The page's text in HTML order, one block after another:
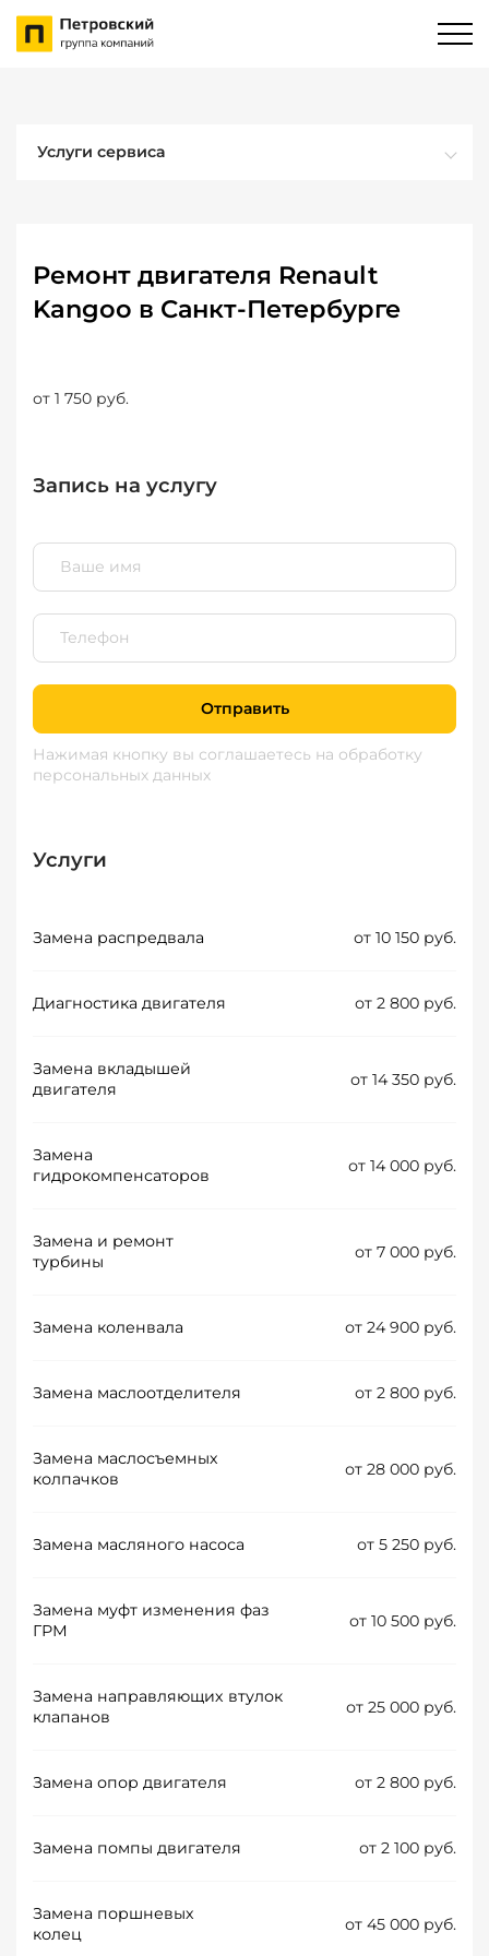
Услуги сервиса
Ремонт двигателя Renault
Kangoo в Санкт-Петербурге
от 1 750 руб.
Запись на услугу
Отправить
Нажимая кнопку вы соглашаетесь на обработку
персональных данных
Услуги
Замена распредвала от 10 150 руб.
Диагностика двигателя от 2 800 руб.
Замена вкладышей
двигателя
от 14 350 руб.
Замена
гидрокомпенсаторов
от 14 000 руб.
Замена и ремонт
турбины
от 7 000 руб.
Замена коленвала от 24 900 руб.
Замена маслоотделителя от 2 800 руб.
Замена маслосъемных
колпачков
от 28 000 руб.
Замена масляного насоса от 5 250 руб.
Замена муфт изменения фаз
ГРМ
от 10 500 руб.
Замена направляющих втулок
клапанов
от 25 000 руб.
Замена опор двигателя от 2 800 руб.
Замена помпы двигателя от 2 100 руб.
Замена поршневых
колец
от 45 000 руб.